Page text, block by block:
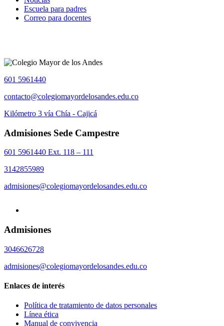
Escuela para padres
Correo para docentes
601 5961440
contacto@colegiomayordelosandes.edu.co
Kilómetro 3 vía Chía - Cajicá
Admisiones Sede Campestre
601 5961440 Ext. 118 – 111
3142855989
admisiones@colegiomayordelosandes.edu.co
Admisiones
3046626728
admisiones@colegiomayordelosandes.edu.co
Enlaces de interés
Política de tratamiento de datos personales
Línea ética
Manual de convivencia